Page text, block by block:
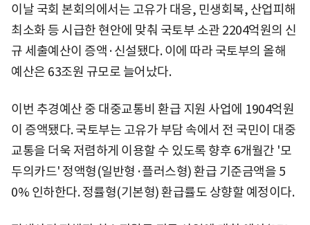
이날 국회 본회의에서는 고유가 대응, 민생회복, 산업피해
최소화 등 시급한 현안에 맞춰 국토부 소관 2204억원의 신
규 세출예산이 증액·신설됐다. 이에 따라 국토부의 올해
예산은 63조원 규모로 늘어났다.
이번 추경예산 중 대중교통비 환급 지원 사업에 1904억원
이 증액됐다. 국토부는 고유가 부담 속에서 전 국민이 대중
교통을 더욱 저렴하게 이용할 수 있도록 향후 6개월간 '모
두의카드' 정액형(일반형·플러스형) 환급 기준금액을 5
0% 인하한다. 정률형(기본형) 환급률도 상향할 예정이다.